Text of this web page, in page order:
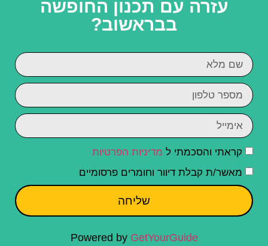
עזרה עם תכנון החופשה
בבראשוב?
קראתי והסכמתי ל מדיניות הפרטיות
מאשר/ת קבלת דיוור וחומרים פרסומיים
שליחה
Powered by GetYourGuide